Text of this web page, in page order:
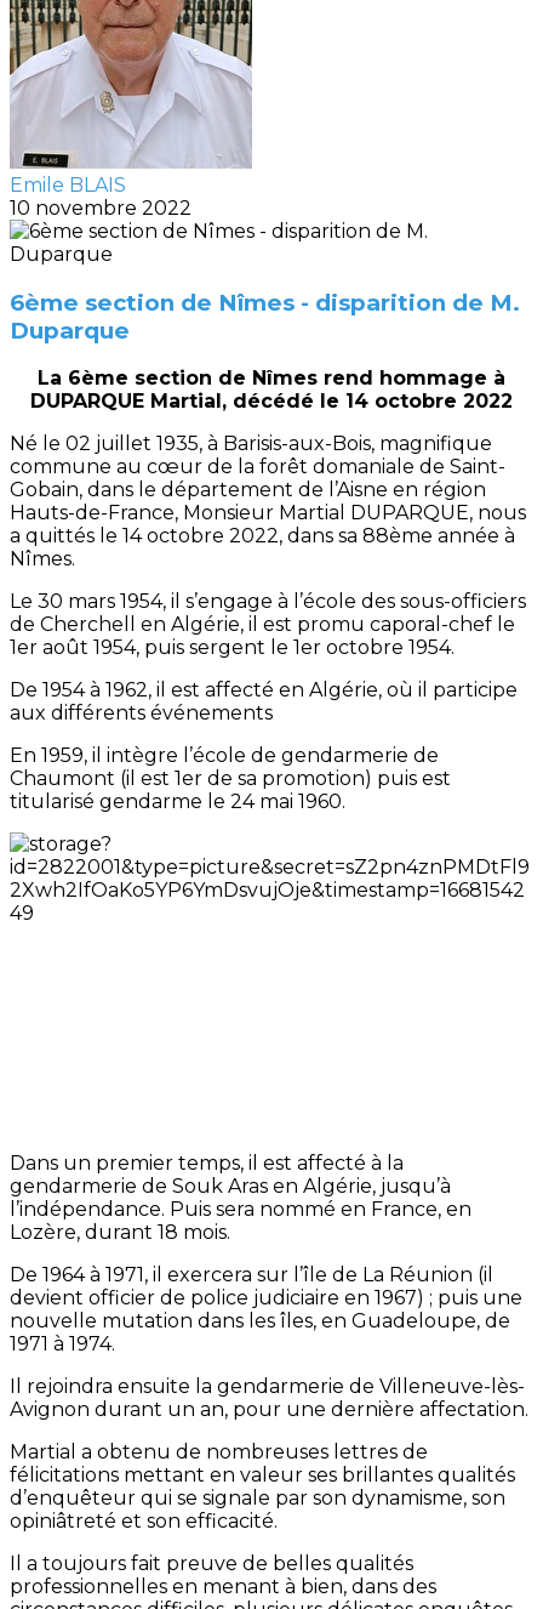
Emile BLAIS
10 novembre 2022
6ème section de Nîmes - disparition de M.
Duparque
La 6ème section de Nîmes rend hommage à
DUPARQUE Martial, décédé le 14 octobre 2022
Né le 02 juillet 1935, à Barisis-aux-Bois, magnifique
commune au cœur de la forêt domaniale de Saint-
Gobain, dans le département de l’Aisne en région
Hauts-de-France, Monsieur Martial DUPARQUE, nous
a quittés le 14 octobre 2022, dans sa 88ème année à
Nîmes.
Le 30 mars 1954, il s’engage à l’école des sous-officiers
de Cherchell en Algérie, il est promu caporal-chef le
1er août 1954, puis sergent le 1er octobre 1954.
De 1954 à 1962, il est affecté en Algérie, où il participe
aux différents événements
En 1959, il intègre l’école de gendarmerie de
Chaumont (il est 1er de sa promotion) puis est
titularisé gendarme le 24 mai 1960.
Dans un premier temps, il est affecté à la
gendarmerie de Souk Aras en Algérie, jusqu’à
l’indépendance. Puis sera nommé en France, en
Lozère, durant 18 mois.
De 1964 à 1971, il exercera sur l’île de La Réunion (il
devient officier de police judiciaire en 1967) ; puis une
nouvelle mutation dans les îles, en Guadeloupe, de
1971 à 1974.
Il rejoindra ensuite la gendarmerie de Villeneuve-lès-
Avignon durant un an, pour une dernière affectation.
Martial a obtenu de nombreuses lettres de
félicitations mettant en valeur ses brillantes qualités
d’enquêteur qui se signale par son dynamisme, son
opiniâtreté et son efficacité.
Il a toujours fait preuve de belles qualités
professionnelles en menant à bien, dans des